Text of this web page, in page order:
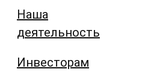
Наша
деятельность
Инвесторам